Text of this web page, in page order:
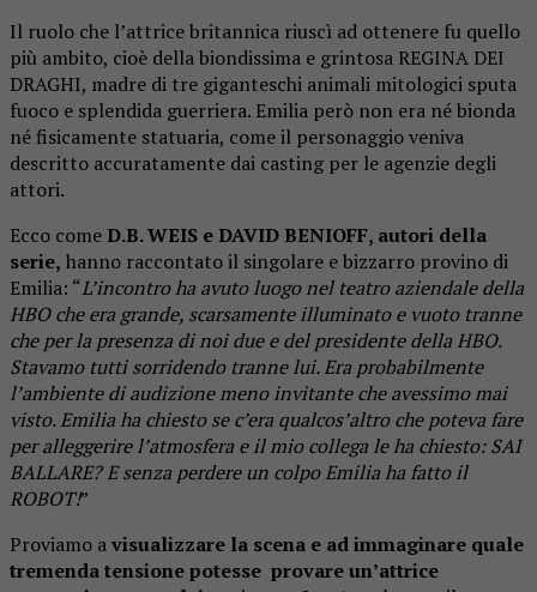
Il ruolo che l’attrice britannica riuscì ad ottenere fu quello
più ambito, cioè della biondissima e grintosa REGINA DEI
DRAGHI, madre di tre giganteschi animali mitologici sputa
fuoco e splendida guerriera. Emilia però non era né bionda
né fisicamente statuaria, come il personaggio veniva
descritto accuratamente dai casting per le agenzie degli
attori.
Ecco come D.B. WEIS e DAVID BENIOFF, autori della
serie, hanno raccontato il singolare e bizzarro provino di
Emilia: “L’incontro ha avuto luogo nel teatro aziendale della
HBO che era grande, scarsamente illuminato e vuoto tranne
che per la presenza di noi due e del presidente della HBO.
Stavamo tutti sorridendo tranne lui. Era probabilmente
l’ambiente di audizione meno invitante che avessimo mai
visto. Emilia ha chiesto se c’era qualcos’altro che poteva fare
per alleggerire l’atmosfera e il mio collega le ha chiesto: SAI
BALLARE? E senza perdere un colpo Emilia ha fatto il
ROBOT!”
Proviamo avisualizzare la scena e ad immaginare quale
tremenda tensione potesse provare un’attrice